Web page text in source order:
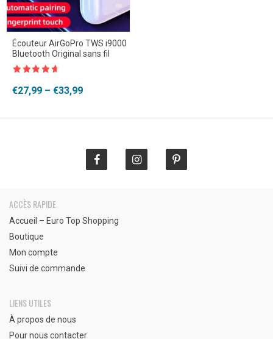
Écouteur AirGoPro TWS i9000
Bluetooth Original sans fil
€27,99 – €33,99
Plage
ACCÈS RAPIDE
Accueil – Euro Top Shopping
Boutique
Mon compte
Suivi de commande
LIENS UTILES
À propos de nous
Pour nous contacter